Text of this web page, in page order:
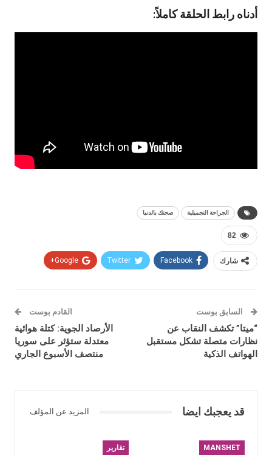
أدناه رابط الحلقة كاملاً:
الجراحة التجميلية صحتك بالدنيا
82
شارك Facebook
Twitter
Google+
السابق بوست
“ميتا” تكشف النقاب عن
نظارات متصلة تشكل مستقبل
الهواتف الذكية
القادم بوست
الأرصاد الجوية: كتلة هوائية
معتدلة ستؤثر على سوريا
منتصف الأسبوع الجاري
قد يعجبك ايضا المزيد عن المؤلف
MANSHET تقارير